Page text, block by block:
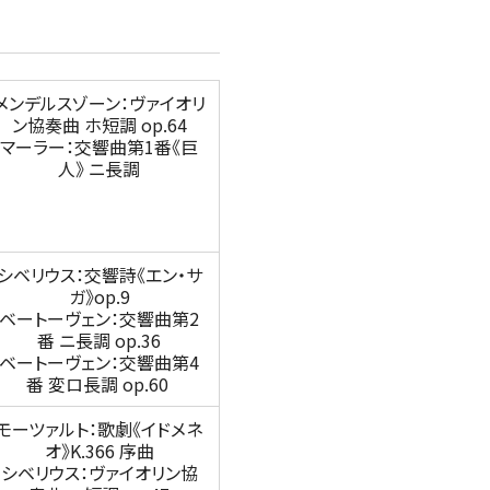
。
ください。
主催公演夏休みコンサート
ンデルスゾーン：ヴァイオリ
ン協奏曲 ホ短調 op.64
マーラー：交響曲第1番《巨
人》 ニ長調
ベリウス：交響詩《エン・サ
ガ》op.9
ベートーヴェン：交響曲第2
番 ニ長調 op.36
ベートーヴェン：交響曲第4
番 変ロ長調 op.60
ーツァルト：歌劇《イドメネ
オ》K.366 序曲
シベリウス：ヴァイオリン協